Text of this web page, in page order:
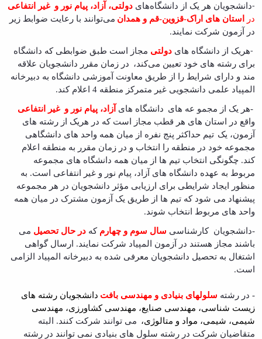
-دانشجویان هر یک از دانشگاه‌های دولتی، آزاد، پیام نور و غیر انتفاعی
در
استان های اراک-قزوین-قم و همدان می‌توانند با رعایت ضوابط زیر
در آزمون شرکت نمایند.
-هریک از دانشگاه های دولتی مجاز است طبق ضوابطی که دانشگاه
برای رشته های خود تعیین می‌کند، در زمان مقرر دانشجویان علاقه
مند و دارای شرایط را از طریق معاونت آموزشی دانشگاه به دبیرخانه
المپیاد علمی دانشجویی غیر متمرکز منطقه 4
اعلام کند.
-هر یک از مجمو عه های دانشگاه های آزاد، پیام نور و غیر انتفاعی
واقع در استان های هر قطب مجاز است که در هریک از رشته های
آزمون، یک تیم حداکثر پنج نفره از میان همه واحد های دانشگاهی
مجموعه خود در منطقه را انتخاب و در زمان مقرر به منطقه اعلام
کند. چگونگی انتخاب تیم ها از میان همه دانشگاه های مجموعه
مربوط به عهده دانشگاه های آزاد، پیام نور و غیر انتفاعی است. به
منظور ایجاد شرایطی برای ارزیابی مؤثر دانشجویان در هر مجموعه
پیشنهاد می شود که تیم ها از طریق یک آزمون مشترک در میان همه
واحد های مربوط انتخاب شوند.
-دانشجویان کارشناسی سال سوم و چهارم که در حال تحصیل می
باشند مجاز هستند در آزمون المپیاد شرکت نمایند. ارسال گواهی
اشتغال به تحصیل دانشجویان معرفی شده به دبیرخانه المپیاد الزامی
است.
- در رشته سلولهای بنیادی و مهندسی بافت دانشجویان رشته های
زیست شناسی، مهندسی صنایع، مهندسی کشاورزی، مهندسی
شیمی، شیمی، مواد و متالوژی، می توانند شرکت کنند. البته
متقاضیان شرکت در رشته سلول های بنیادی نمی توانند در رشته